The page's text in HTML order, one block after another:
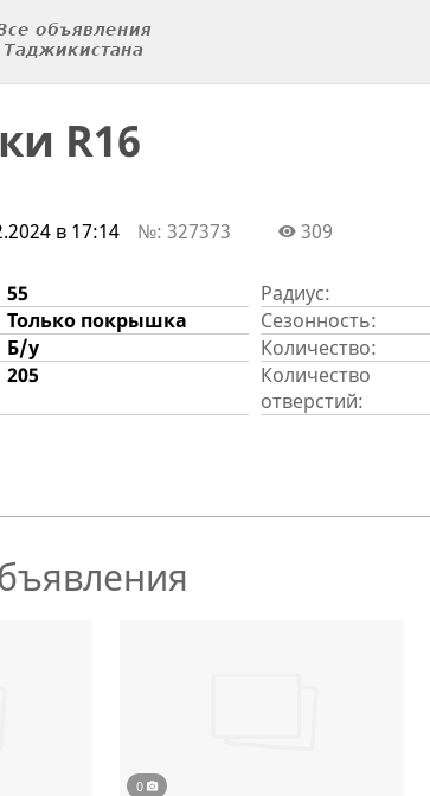
R16
в 17:14 №: 327373 309
55 Радиус:
Только покрышка Сезонность:
Б/у Количество:
205
Количество
отверстий:
0